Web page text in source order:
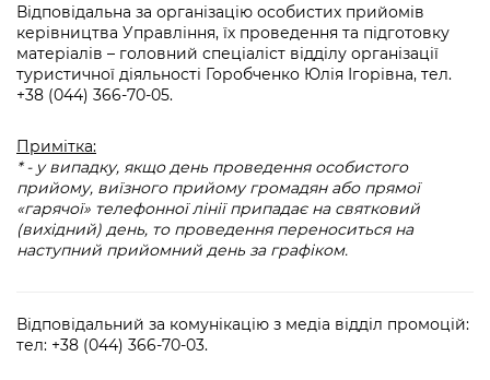
Відповідальна за організацію особистих прийомів
керівництва Управління, їх проведення та підготовку
матеріалів – головний спеціаліст відділу організації
туристичної діяльності Горобченко Юлія Ігорівна, тел.
+38 (044) 366-70-05.
Примітка:
* - у випадку, якщо день проведення особистого
прийому, виїзного прийому громадян або прямої
«гарячої» телефонної лінії припадає на святковий
(вихідний) день, то проведення переноситься на
наступний прийомний день за графіком.
Відповідальний за комунікацію з медіа відділ промоцій:
тел: +38 (044) 366-70-03.